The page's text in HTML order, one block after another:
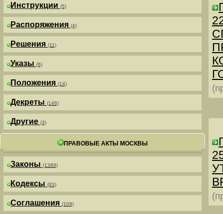
Инструкции (5)
Распоряжения (4)
Решения (11)
Указы (6)
Положения (14)
Декреты (146)
Другие (3)
ПРАВОВЫЕ АКТЫ МОСКВЫ
Законы (1389)
Кодексы (83)
Соглашения (109)